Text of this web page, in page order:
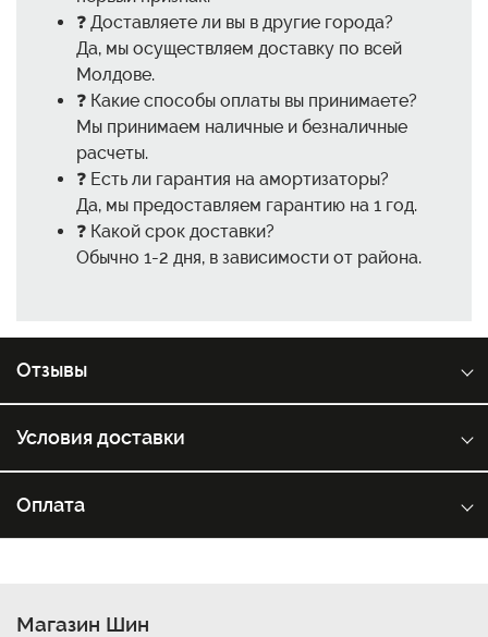
❓ Доставляете ли вы в другие города?
Да, мы осуществляем доставку по всей
Молдове.
❓ Какие способы оплаты вы принимаете?
Мы принимаем наличные и безналичные
расчеты.
❓ Есть ли гарантия на амортизаторы?
Да, мы предоставляем гарантию на 1 год.
❓ Какой срок доставки?
Обычно 1-2 дня, в зависимости от района.
Отзывы
Условия доставки
Оплата
Магазин Шин